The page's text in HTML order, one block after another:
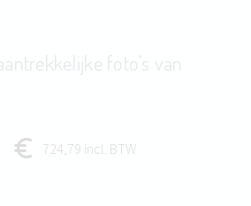
724,79 incl. BTW